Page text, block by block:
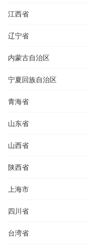
江西省
辽宁省
内蒙古自治区
宁夏回族自治区
青海省
山东省
山西省
陕西省
上海市
四川省
台湾省